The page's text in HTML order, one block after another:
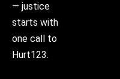
— justice
starts with
one call to
Hurt123.